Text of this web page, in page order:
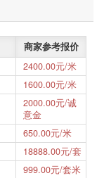
商家参考报价
2400.00元/米
1600.00元/米
2000.00元/诚
意金
650.00元/米
18888.00元/套
999.00元/套米